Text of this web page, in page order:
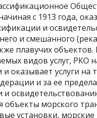
с 1913 года,
и
и смешанного
плавучих
видов услуг, РКО
оказывает услуги на
и за ее
и
объекты морского
установки, морские